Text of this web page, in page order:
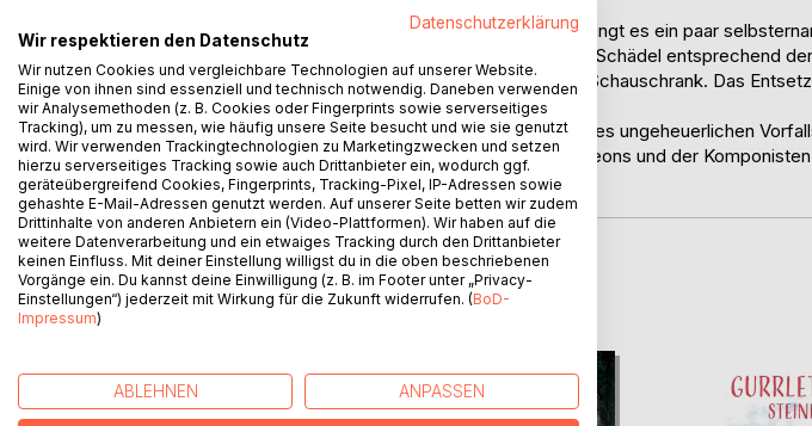
Wenige Tage nach der Beerdigung von Joseph Haydn gelingt es ein paar
berühmten Komponisten zu stehlen. Sie untersuchen den Schädel entsprechend
Craniologie und verwahren ihn wie eine Reliquie in einem Schauschrank. Das
Haydns umgebettet werden soll ...
Der Roman erzählt die Geschichte und die Hintergründe des ungeheuerlichen
schaurige Lektüre für alle, die sich für das Zeitalter Napoleons und der
interessieren.
WEITERE TITEL BEIBoD
Datenschutzerklärung
Wir respektieren den Datenschutz
Wir nutzen Cookies und vergleichbare Technologien auf unserer Website.
Einige von ihnen sind essenziell und technisch notwendig. Daneben verwenden
wir Analysemethoden (z. B. Cookies oder Fingerprints sowie serverseitiges
Tracking), um zu messen, wie häufig unsere Seite besucht und wie sie genutzt
wird. Wir verwenden Trackingtechnologien zu Marketingzwecken und setzen
hierzu serverseitiges Tracking sowie auch Drittanbieter ein, wodurch ggf.
geräteübergreifend Cookies, Fingerprints, Tracking-Pixel, IP-Adressen sowie
gehashte E-Mail-Adressen genutzt werden. Auf unserer Seite betten wir zudem
Drittinhalte von anderen Anbietern ein (Video-Plattformen). Wir haben auf die
weitere Datenverarbeitung und ein etwaiges Tracking durch den Drittanbieter
keinen Einfluss. Mit deiner Einstellung willigst du in die oben beschriebenen
Vorgänge ein. Du kannst deine Einwilligung (z. B. im Footer unter „Privacy-
Einstellungen“) jederzeit mit Wirkung für die Zukunft widerrufen. (BoD-
Impressum)
ABLEHNEN ANPASSEN